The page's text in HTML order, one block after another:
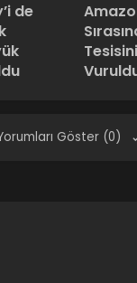
de
Göster (0)